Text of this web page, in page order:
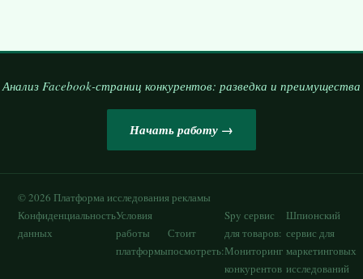
Анализ Facebook-страниц конкурентов: разведка и преимущества
Начать работу →
©2026 Платформа исследования рекламы
Конфиденциальность
данных
Условия
работы
платформы
Стоит
посмотреть:
Spy сервис
для товаров:
Мониторинг
конкурентов
Шпионский
сервис для
маркетинговых
исследований